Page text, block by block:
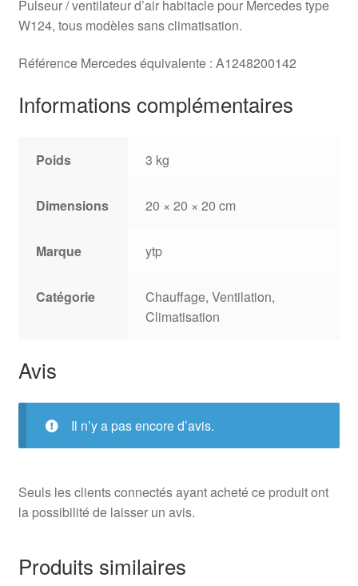
Pulseur / ventilateur d’air habitacle pour Mercedes type
W124, tous modèles sans climatisation.
Référence Mercedes équivalente : A1248200142
Informations complémentaires
Poids 3 kg
Dimensions 20 × 20 × 20 cm
Marque ytp
Catégorie
Chauffage, Ventilation,
Climatisation
Avis
Il n’y a pas encore d’avis.
Seuls les clients connectés ayant acheté ce produit ont
la possibilité de laisser un avis.
Produits similaires